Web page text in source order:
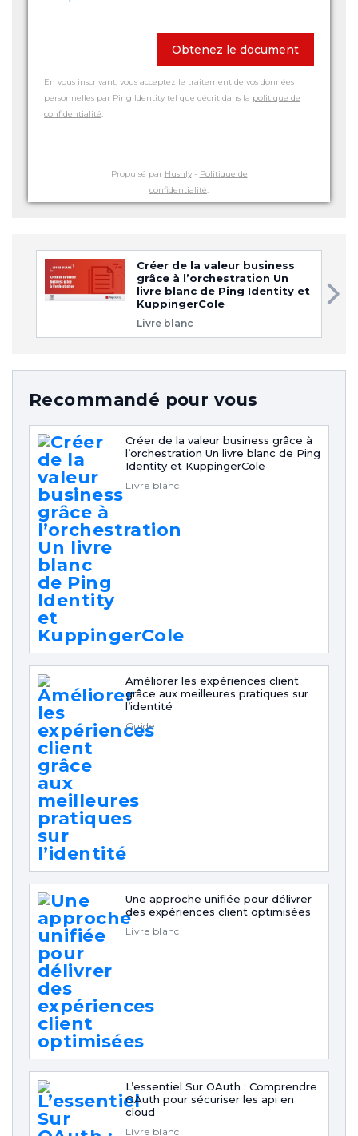
Obtenez le document
En vous inscrivant, vous acceptez le traitement de vos données
personnelles par Ping Identity tel que décrit dans la politique de
confidentialité.
Propulsé par Hushly- Politique de
confidentialité.
Créer de la valeur business
grâce à l’orchestration Un
livre blanc de Ping Identity et
KuppingerCole
Livre blanc
Recommandé pour vous
Créer de la valeur business grâce à
l’orchestration Un livre blanc de Ping
Identity et KuppingerCole
Livre blanc
Améliorer les expériences client
grâce aux meilleures pratiques sur
l’identité
Guide
Une approche unifiée pour délivrer
des expériences client optimisées
Livre blanc
L’essentiel Sur OAuth : Comprendre
OAuth pour sécuriser les api en
cloud
Livre blanc